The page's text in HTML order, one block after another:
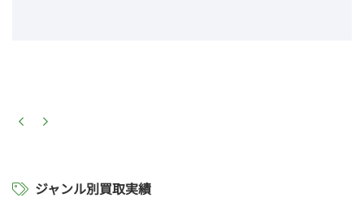
ジャンル別買取実績